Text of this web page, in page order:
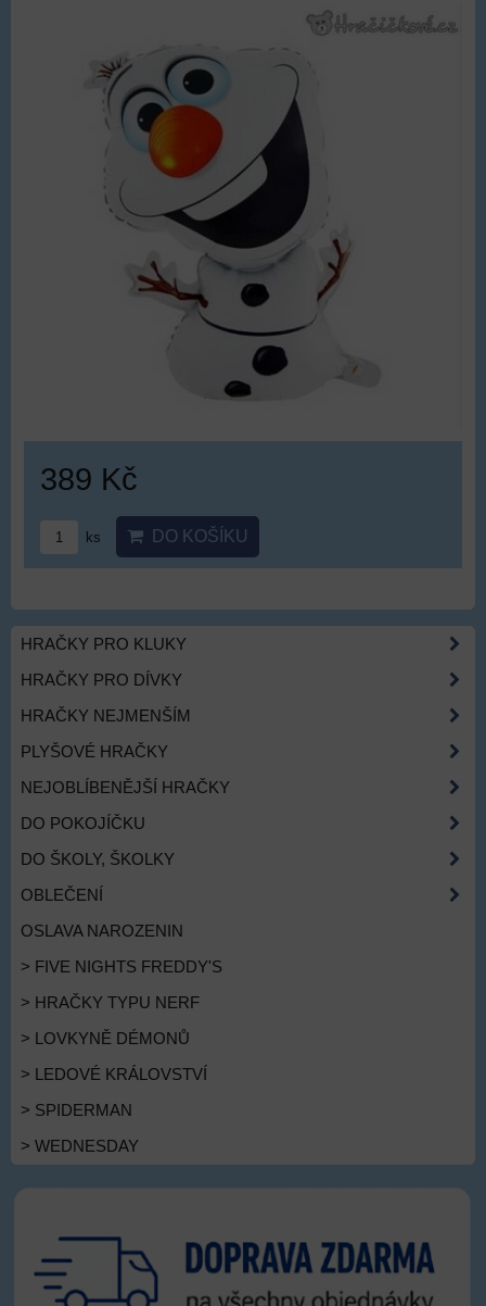
389 Kč
ks DO KOŠÍKU
HRAČKY PRO KLUKY
HRAČKY PRO DÍVKY
HRAČKY NEJMENŠÍM
PLYŠOVÉ HRAČKY
NEJOBLÍBENĚJŠÍ HRAČKY
DO POKOJÍČKU
DO ŠKOLY, ŠKOLKY
OBLEČENÍ
OSLAVA NAROZENIN
> FIVE NIGHTS FREDDY'S
> HRAČKY TYPU NERF
> LOVKYNĚ DÉMONŮ
> LEDOVÉ KRÁLOVSTVÍ
> SPIDERMAN
> WEDNESDAY